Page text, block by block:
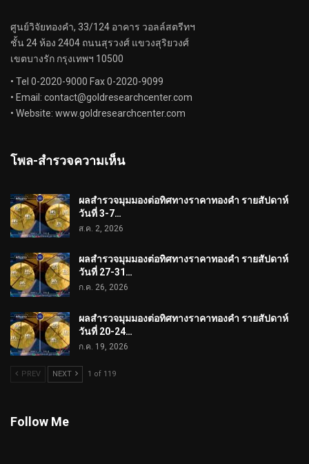
ศูนย์วิจัยทองคำ, 33/124 อาคาร วอลล์สตรีทฯ
ชั้น 24 ห้อง 2404 ถนนสุรวงศ์ แขวงสุริยวงศ์
เขตบางรัก กรุงเทพฯ 10500
• Tel 0-2020-9000 Fax 0-2020-9099
• Email: contact@goldresearchcenter.com
• Website: www.goldresearchcenter.com
โพล-สำรวจความเห็น
ผลสำรวจมุมมองต่อทิศทางราคาทองคำ รายสัปดาห์
วันที่ 3-7…
ส.ค. 2, 2026
ผลสำรวจมุมมองต่อทิศทางราคาทองคำ รายสัปดาห์
วันที่ 27-31…
ก.ค. 26, 2026
ผลสำรวจมุมมองต่อทิศทางราคาทองคำ รายสัปดาห์
วันที่ 20-24…
ก.ค. 19, 2026
PREV NEXT 1 of 119
Follow Me